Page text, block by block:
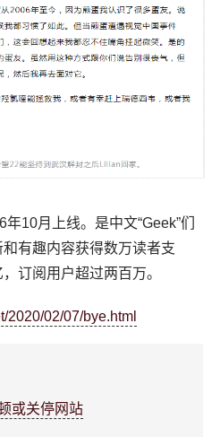
年10月上线。是中文“Geek”们
有趣内容获得数万读者支
订阅用户超过两百万。
2020/02/07/bye.html
或关停网站